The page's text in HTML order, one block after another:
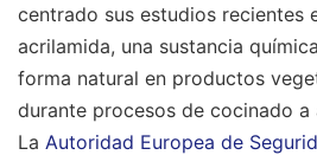
centrado sus estudios recientes
acrilamida, una sustancia
forma natural en productos
durante procesos de cocinado a
La Autoridad Europea de